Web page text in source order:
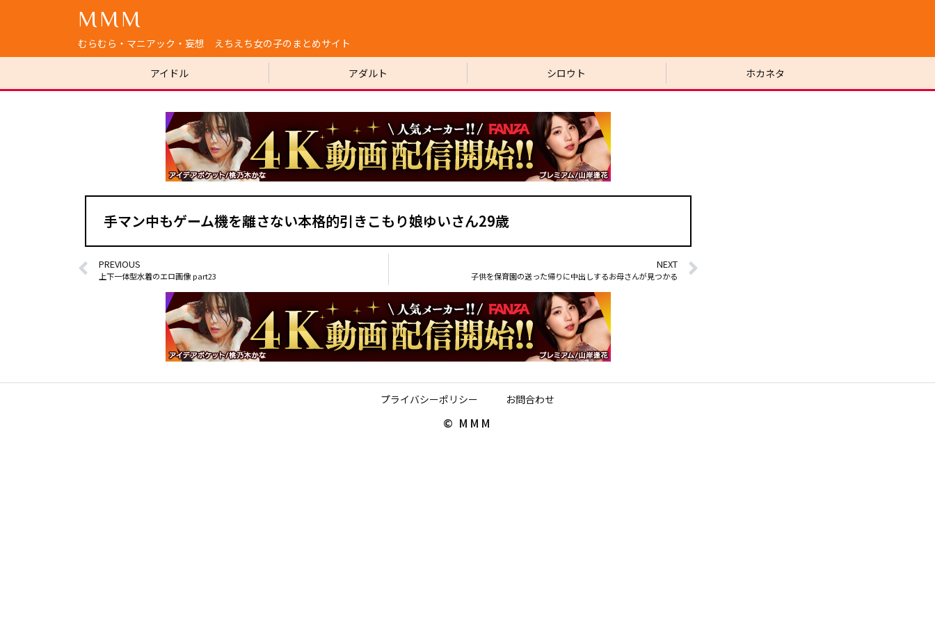
MMM
むらむら・マニアック・妄想 えちえち女の子のまとめサイト
アイドル アダルト シロウト ホカネタ
手マン中もゲーム機を離さない本格的引きこもり娘ゆいさん29歳
PREVIOUS
上下一体型水着のエロ画像 part23
NEXT
子供を保育園の送った帰りに中出しするお母さんが見つかる
プライバシーポリシー お問合わせ
© MMM